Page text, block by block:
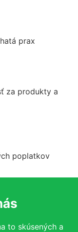
prax
za produkty a
poplatkov
to skúsených a